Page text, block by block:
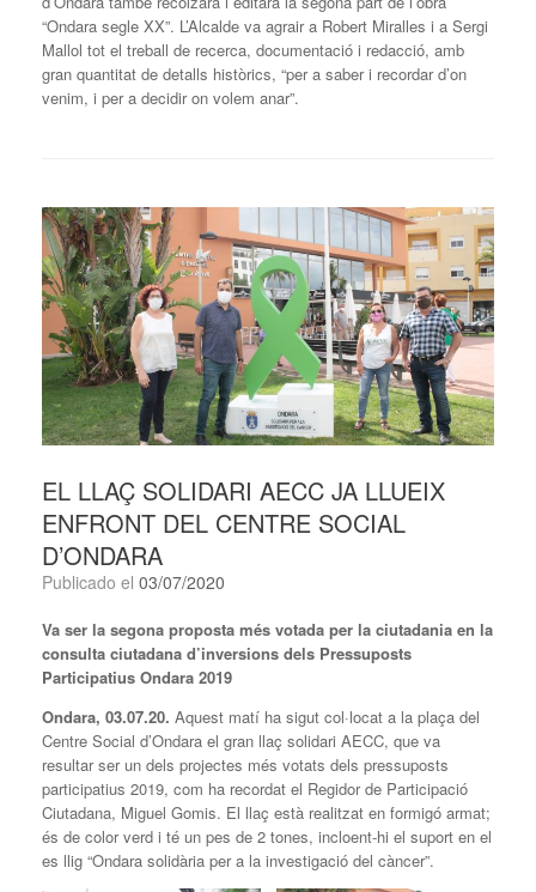
“Ondara segle XX”. L’Alcalde va agrair a Robert Miralles i a Sergi
Mallol tot el treball de recerca, documentació i redacció, amb
gran quantitat de detalls històrics, “per a saber i recordar d’on
venim, i per a decidir on volem anar”.
EL LLAÇ SOLIDARI AECC JA LLUEIX
ENFRONT DEL CENTRE SOCIAL
D’ONDARA
Publicado el 03/07/2020
Va ser la segona proposta més votada per la ciutadania en la
consulta ciutadana d’inversions dels Pressuposts
Participatius Ondara 2019
Ondara, 03.07.20. Aquest matí ha sigut col·locat a la plaça del
Centre Social d’Ondara el gran llaç solidari AECC, que va
resultar ser un dels projectes més votats dels pressuposts
participatius 2019, com ha recordat el Regidor de Participació
Ciutadana, Miguel Gomis. El llaç està realitzat en formigó armat;
és de color verd i té un pes de 2 tones, incloent-hi el suport en el
es llig “Ondara solidària per a la investigació del càncer”.